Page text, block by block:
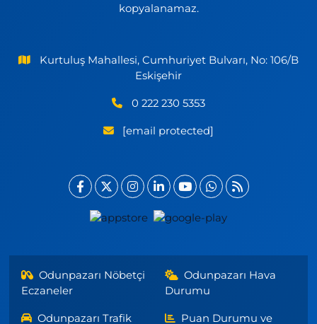
kopyalanamaz.
Kurtuluş Mahallesi, Cumhuriyet Bulvarı, No: 106/B
Eskişehir
0 222 230 5353
[email protected]
Odunpazarı Nöbetçi
Eczaneler
Odunpazarı Hava
Durumu
Odunpazarı Trafik Puan Durumu ve